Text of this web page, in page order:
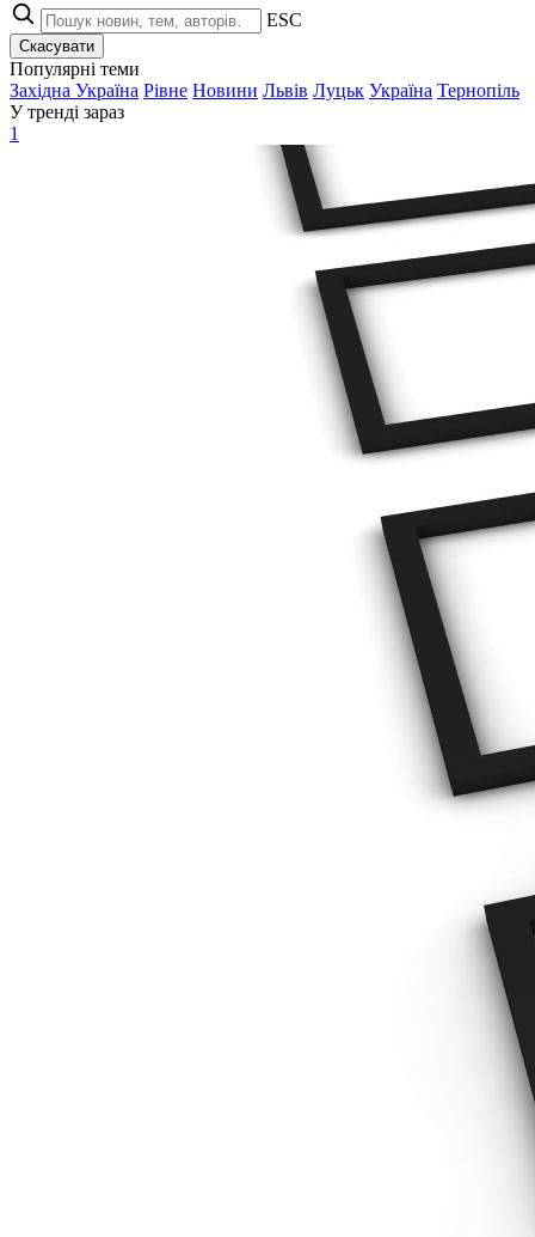
ESC
Скасувати
Популярні теми
Західна Україна Рівне Новини Львів Луцьк Україна Тернопіль
У тренді зараз
1